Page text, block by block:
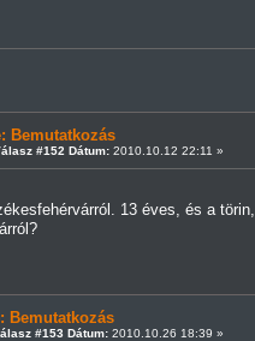
Bemutatkozás
#152 Dátum:2010.10.12 22:11 »
13 éves, és a
Bemutatkozás
#153 Dátum:2010.10.26 18:39 »